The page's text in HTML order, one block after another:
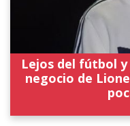
Lejos del fútbol
negocio de